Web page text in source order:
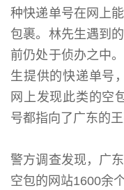
种快递单号在网上
包裹。林先生遇到
前仍处于侦办之中
生提供的快递单号
网上发现此类的空
号都指向了广东的王
警方调查发现，广
空包的网站1600余